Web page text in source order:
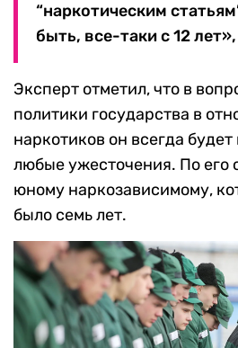
“наркотическим
быть, все-таки с 12
Эксперт отметил, что в
политики государства в
наркотиков он всегда будет
любые ужесточения. По его
юному наркозависимому,
было семь лет.